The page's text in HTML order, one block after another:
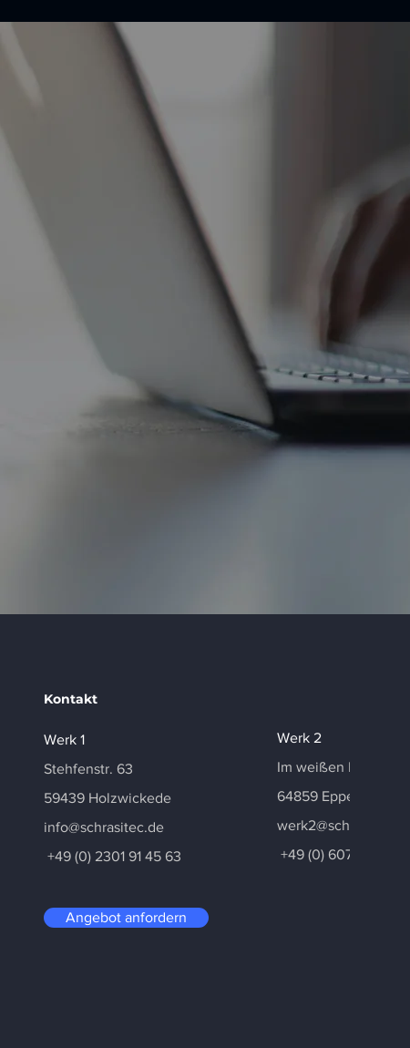
Kontakt
Werk 1
Stehfenstr. 63
59439 Holzwickede
info@schrasitec.de
+49 (0) 2301 91 45 63
Werk 2
Im weißen Holz 5
64859 Eppertshausen
werk2@schrasitec.de
+49 (0) 6071 30 04 0
Angebot anfordern